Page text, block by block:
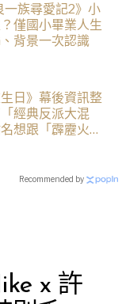
族尋愛記2》小
僅國小畢業人生
背景一次認識
生日》幕後資訊整
經典反派大混
想跟「霹靂火」
Recommended by
x 許